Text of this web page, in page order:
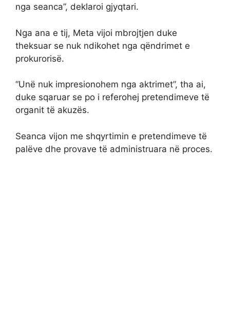
nga seanca”, deklaroi gjyqtari.
Nga ana e tij, Meta vijoi mbrojtjen duke
theksuar se nuk ndikohet nga qëndrimet e
prokurorisë.
“Unë nuk impresionohem nga aktrimet”, tha ai,
duke sqaruar se po i referohej pretendimeve të
organit të akuzës.
Seanca vijon me shqyrtimin e pretendimeve të
palëve dhe provave të administruara në proces.